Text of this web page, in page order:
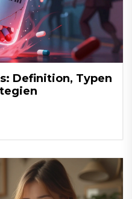
Definition, Typen